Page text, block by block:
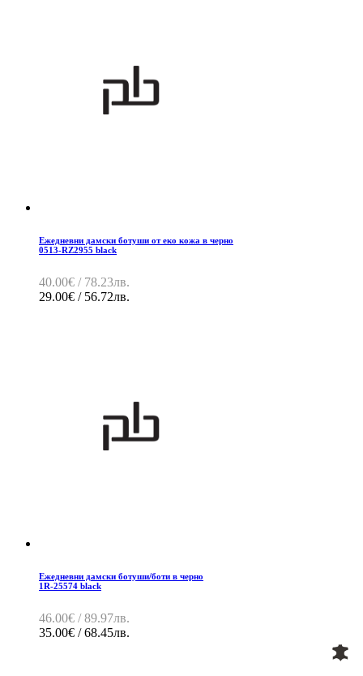
Ежедневни дамски ботуши от еко кожа в черно
0513-RZ2955 black
40.00€ / 78.23лв.
29.00€ / 56.72лв.
Ежедневни дамски ботуши/боти в черно
1R-25574 black
46.00€ / 89.97лв.
35.00€ / 68.45лв.